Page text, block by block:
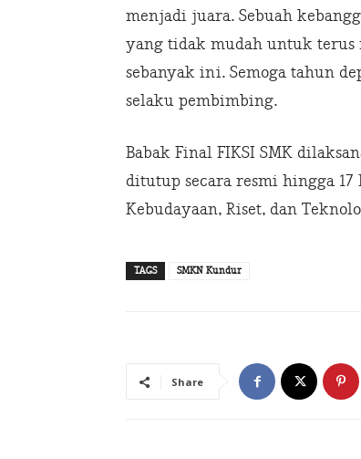
menjadi juara. Sebuah
yang tidak mudah untuk terus
sebanyak ini. Semoga tahun
selaku pembimbing.
Babak Final FIKSI SMK
ditutup secara resmi hingga
Kebudayaan, Riset, dan
TAGS SMKN Kundur
Share